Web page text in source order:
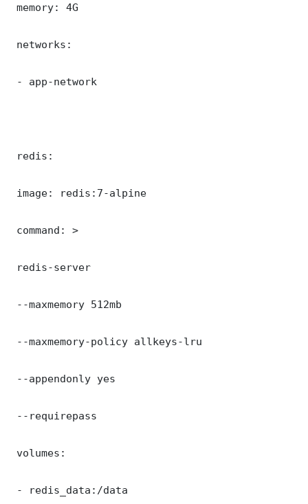
memory: 4G
networks:
- app-network
redis:
image: redis:7-alpine
command: >
redis-server
--maxmemory 512mb
--maxmemory-policy allkeys-lru
--appendonly yes
--requirepass
volumes:
- redis_data:/data